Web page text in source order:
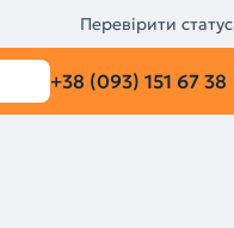
Перевірити статус
+38 (093) 151 67 38